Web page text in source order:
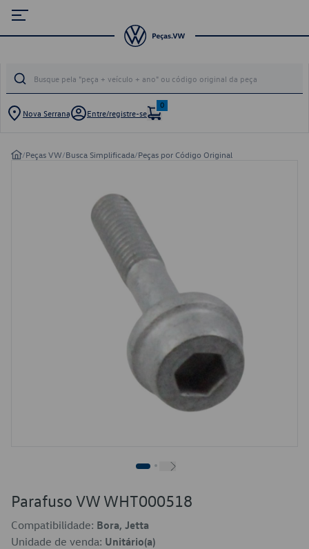
Nova Serrana Entre/registre-se
0
/Peças VW/Busca Simplificada/Peças por Código Original
Parafuso VW WHT000518
Compatibilidade: Bora, Jetta
Unidade de venda: Unitário(a)